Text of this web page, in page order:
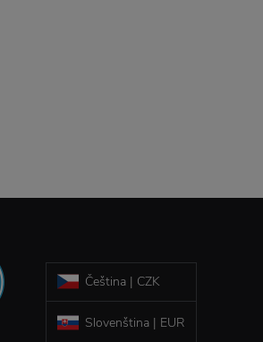
Čeština | CZK
Slovenština | EUR